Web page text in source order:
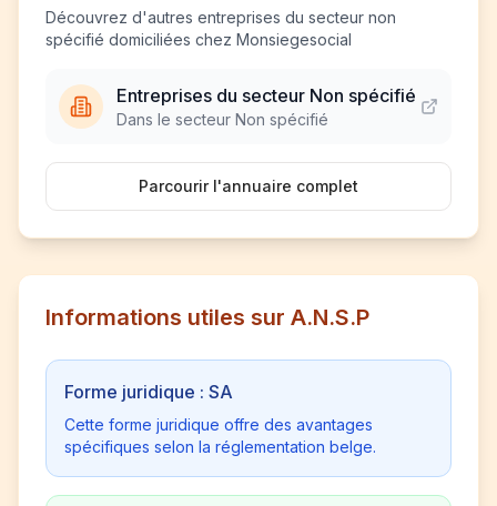
Découvrez d'autres entreprises du secteur non
spécifié domiciliées chez Monsiegesocial
Entreprises du secteur Non spécifié
Dans le secteur Non spécifié
Parcourir l'annuaire complet
Informations utiles sur A.N.S.P
Forme juridique : SA
Cette forme juridique offre des avantages
spécifiques selon la réglementation belge.